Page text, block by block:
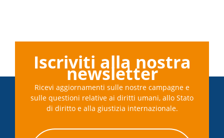
Iscriviti alla nostra
newsletter
Ricevi aggiornamenti sulle nostre campagne e
sulle questioni relative ai diritti umani, allo Stato
di diritto e alla giustizia internazionale.